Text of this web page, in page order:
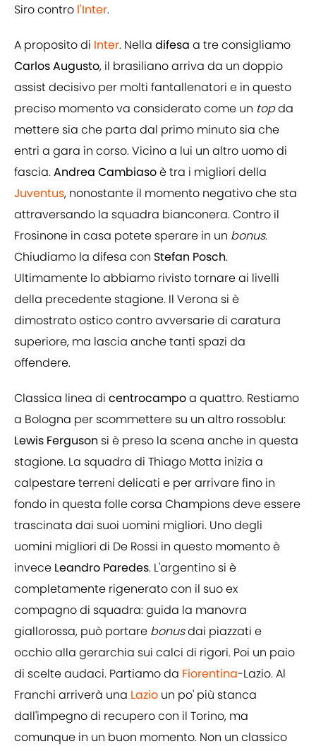
Siro contro l'Inter.
A proposito di Inter. Nella difesa a tre consigliamo
Carlos Augusto, il brasiliano arriva da un doppio
assist decisivo per molti fantallenatori e in questo
preciso momento va considerato come un topda
mettere sia che parta dal primo minuto sia che
entri a gara in corso. Vicino a lui un altro uomo di
fascia.Andrea Cambiasoè tra i migliori della
Juventus, nonostante il momento negativo che sta
attraversando la squadra bianconera. Contro il
Frosinone in casa potete sperare in un bonus.
Chiudiamo la difesa con Stefan Posch.
Ultimamente lo abbiamo rivisto tornare ai livelli
della precedente stagione. Il Verona si è
dimostrato ostico contro avversarie di caratura
superiore, ma lascia anche tanti spazi da
offendere.
Classica linea di centrocampoa quattro. Restiamo
a Bologna per scommettere su un altro rossoblu:
Lewis Ferguson si è preso la scena anche in questa
stagione. La squadra di Thiago Motta inizia a
calpestare terreni delicati e per arrivare fino in
fondo in questa folle corsa Champions deve essere
trascinata dai suoi uomini migliori. Uno degli
uomini migliori di De Rossi in questo momento è
invece Leandro Paredes. L'argentino si è
completamente rigenerato con il suo ex
compagno di squadra: guida la manovra
giallorossa, può portare bonusdai piazzati e
occhio alla gerarchia sui calci di rigori. Poi un paio
di scelte audaci. Partiamo da Fiorentina-Lazio. Al
Franchi arriverà una Lazio un po' più stanca
dall'impegno di recupero con il Torino, ma
comunque in un buon momento. Non un classico